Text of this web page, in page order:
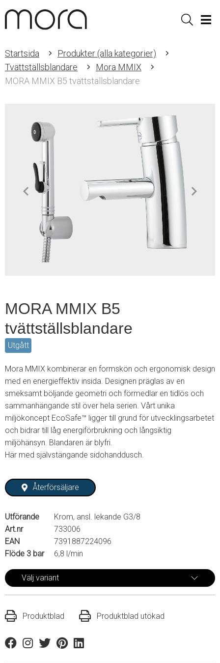
Sök
Startsida
Produkter (alla kategorier)
Tvättställsblandare
Mora MMIX
MORA MMIX B5 tvättställsblandare
MORA MMIX B5
tvättställsblandare
Utgått
Mora MMIX kombinerar en formskön och ergonomisk design
med en energieffektiv insida. Designen präglas av en
smeksamt böljande geometri och förmedlar en tidlös och
sammanhängande stil över hela serien. Vårt unika
miljökoncept EcoSafe™ ligger till grund för utvecklingsarbetet
och bidrar till låg energiförbrukning och långsiktig
miljöhänsyn. Blandaren är blyfri.
Här med självstängande sidohanddusch.
Återförsäljare
Utförande
Krom, ansl. lekande G3/8
Art.nr
733006
EAN
7391887224096
Flöde 3 bar
6,8 l/min
Välj variant
Produktblad Produktblad utökad
FacebookInstagram
TwitterPinterestLinkedin